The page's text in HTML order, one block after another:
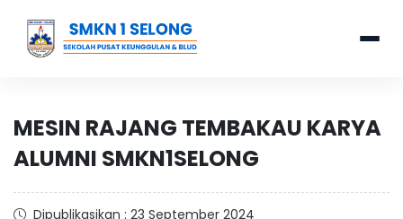
MESIN RAJANG TEMBAKAU KARYA
ALUMNI SMKN1SELONG
Dipublikasikan : 23 September 2024